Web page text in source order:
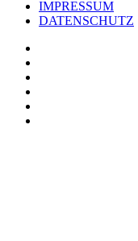
IMPRESSUM
DATENSCHUTZ